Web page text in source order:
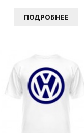
ПОДРОБНЕЕ